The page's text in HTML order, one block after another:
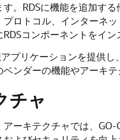
す。RDSに機能を追加す
プロトコル、インターネ
コンポーネントをイン
プリケーションを提供
ンダーの機能やアーキ
チャ
アーキテクチャでは、